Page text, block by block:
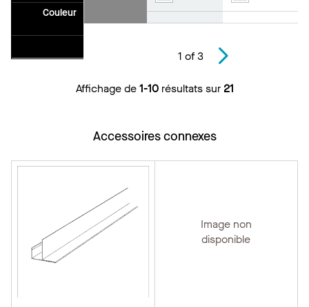
Couleur
1 of3
Affichage de1-10résultats sur 21
Accessoires connexes
Image non
disponible